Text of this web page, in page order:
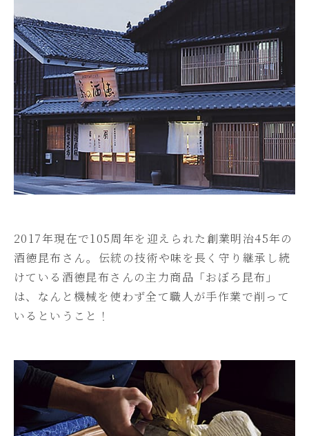
2017年現在で105周年を迎えられた創業明治45年の
酒徳昆布さん。伝統の技術や味を長く守り継承し続
けている酒徳昆布さんの主力商品「おぼろ昆布」
は、なんと機械を使わず全て職人が手作業で削って
いるということ！